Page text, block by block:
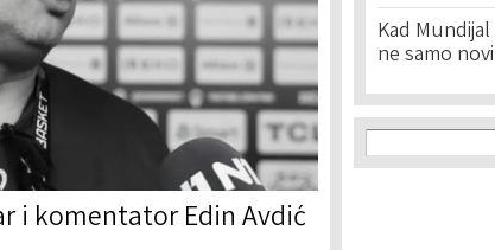
i komentator Edin Avdić
Kad
ne samo
Search
Search